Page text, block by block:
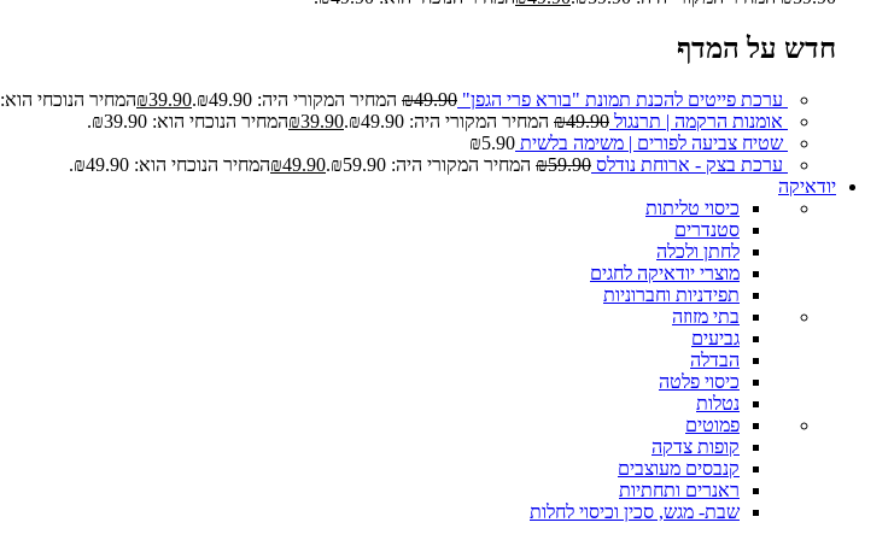
חדש על המדף
ערכת פייטים להכנת תמונת "בורא פרי הגפן" ₪49.90 המחיר המקורי היה: ₪49.90. ₪39.90
המחיר הנוכחי הוא: ₪39.90.
אומנות הרקמה | תרנגול
₪49.90 המחיר המקורי היה: ₪49.90. ₪39.90
המחיר הנוכחי הוא: ₪39.90.
שטיח צביעה לפורים | משימה בלשית
₪5.90
ערכת בצק - ארוחת נודלס
₪59.90 המחיר המקורי היה: ₪59.90. ₪49.90
המחיר הנוכחי הוא: ₪49.90.
יודאיקה
כיסוי טליתות
סטנדרים
לחתן ולכלה
מוצרי יודאיקה לחגים
תפידניות וחברוניות
בתי מזוזה
גביעים
הבדלה
כיסוי פלטה
נטלות
פמוטים
קופות צדקה
קנבסים מעוצבים
ראנרים ותחתיות
שבת- מגש, סכין וכיסוי לחלות